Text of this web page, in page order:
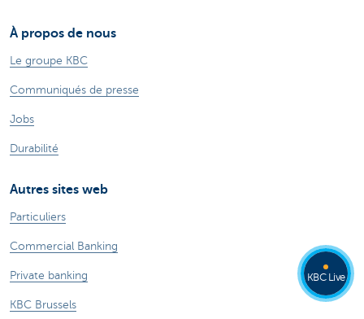
À propos de nous
Le groupe KBC
Communiqués de presse
Jobs
Durabilité
Autres sites web
Particuliers
Commercial Banking
Private banking
KBC Brussels
KBC Live